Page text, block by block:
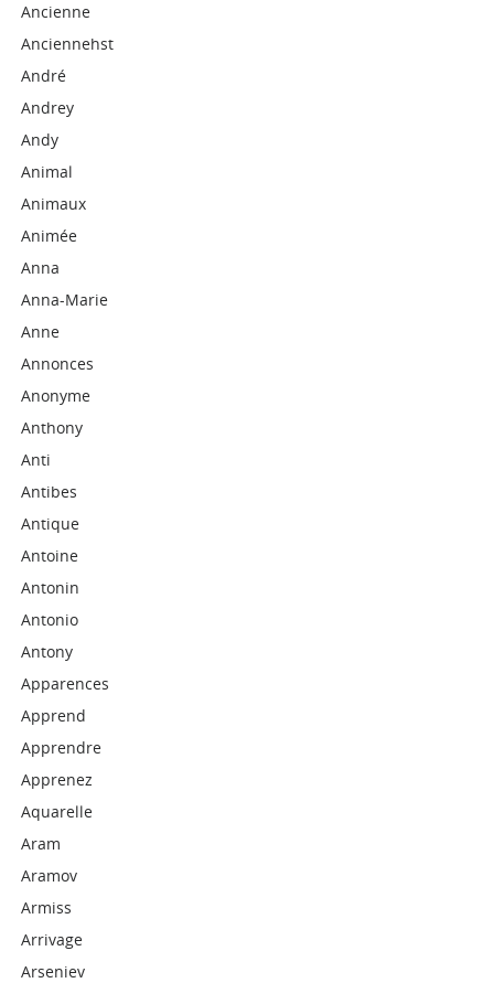
Ancienne
Anciennehst
André
Andrey
Andy
Animal
Animaux
Animée
Anna
Anna-Marie
Anne
Annonces
Anonyme
Anthony
Anti
Antibes
Antique
Antoine
Antonin
Antonio
Antony
Apparences
Apprend
Apprendre
Apprenez
Aquarelle
Aram
Aramov
Armiss
Arrivage
Arseniev